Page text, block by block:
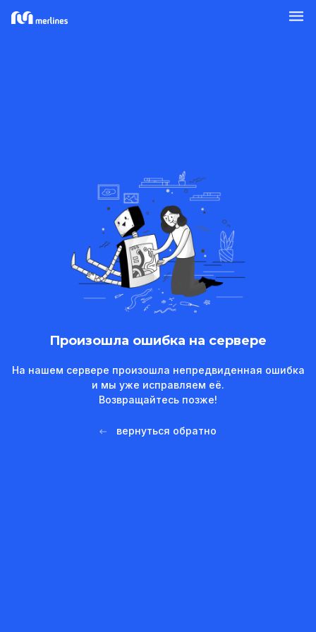
Произошла ошибка на сервере
На нашем сервере произошла непредвиденная ошибка
и мы уже исправляем её.
Возвращайтесь позже!
вернуться обратно